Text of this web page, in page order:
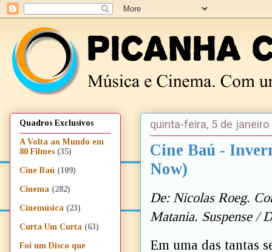
quinta-feira, 5 de janeiro
Cine Baú -
Now)
De: Nicolas Roeg.
Matania. Suspense /
Em uma das tantas
Quadros Exclusivos
A Volta ao Mundo em
80 Filmes (35)
Cine Baú (109)
Cinema (282)
Cinemúsica (23)
Curta Um Curta (63)
Foi um Disco que